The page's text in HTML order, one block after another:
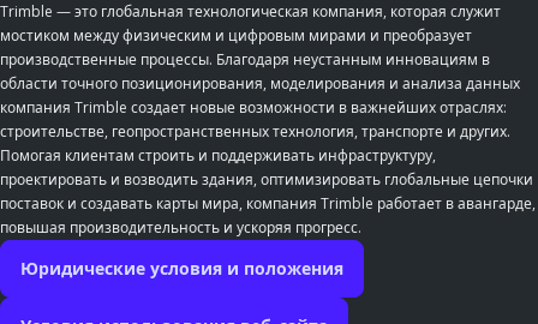
Trimble — это глобальная технологическая компания, которая служит
мостиком между физическим и цифровым мирами и преобразует
производственные процессы. Благодаря неустанным инновациям в
области точного позиционирования, моделирования и анализа данных
компания Trimble создает новые возможности в важнейших отраслях:
строительстве, геопространственных технология, транспорте и других.
Помогая клиентам строить и поддерживать инфраструктуру,
проектировать и возводить здания, оптимизировать глобальные цепочки
поставок и создавать карты мира, компания Trimble работает в авангарде,
повышая производительность и ускоряя прогресс.
Юридические условия и положения